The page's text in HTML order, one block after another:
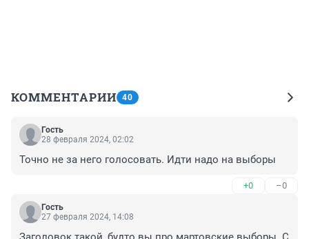
КОММЕНТАРИИ 40
Гость
28 февраля 2024, 02:02
Точно не за него голосовать. Идти надо на выборы
+0 –0
Гость
27 февраля 2024, 14:08